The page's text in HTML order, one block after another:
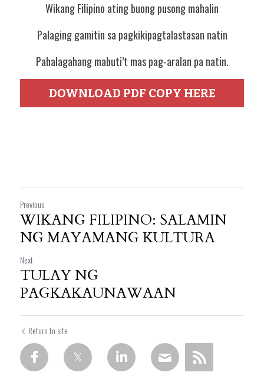
Wikang Filipino ating buong pusong mahalin
Palaging gamitin sa pagkikipagtalastasan natin
Pahalagahang mabuti’t mas pag-aralan pa natin.
DOWNLOAD PDF COPY HERE
Previous
WIKANG FILIPINO: SALAMIN
NG MAYAMANG KULTURA
Next
TULAY NG
PAGKAKAUNAWAAN
Return to site